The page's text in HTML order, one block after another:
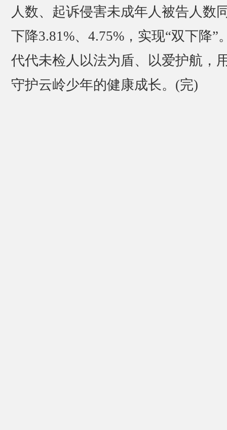
人数、起诉侵害未成年人被告人数
下降3.81%、4.75%，实现“双下降”
代代未检人以法为盾、以爱护航，
守护云岭少年的健康成长。(完)